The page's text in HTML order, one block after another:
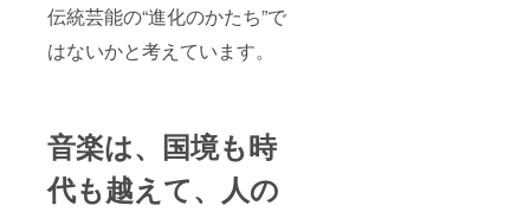
伝統芸能の“進化のかたち”で
はないかと考えています。
音楽は、国境も時
代も越えて、人の